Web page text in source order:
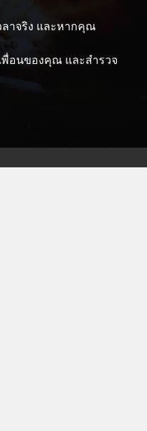
ลาจริง และหากคุณ
อนของคุณ และสำรวจ